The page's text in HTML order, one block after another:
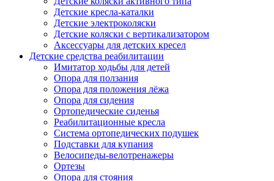
Детские кресла-каталки
Детские электроколяски
Детские коляски с вертикализатором
Аксессуары для детских кресел
Детские средства реабилитации
Имитатор ходьбы для детей
Опора для ползания
Опора для положения лёжа
Опора для сидения
Ортопедические сиденья
Реабилитационные кресла
Система ортопедических подушек
Подставки для купания
Велосипеды-велотренажеры
Ортезы
Опора для стояния